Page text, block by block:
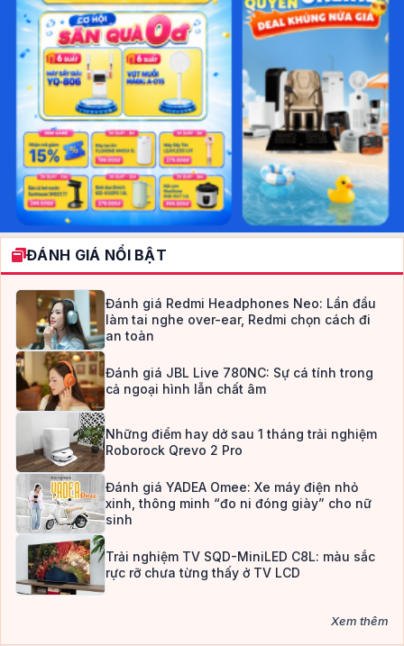
ĐÁNH GIÁ NỔI BẬT
Đánh giá Redmi Headphones Neo: Lần đầu
làm tai nghe over-ear, Redmi chọn cách đi
an toàn
Đánh giá JBL Live 780NC: Sự cá tính trong
cả ngoại hình lẫn chất âm
Những điểm hay dở sau 1 tháng trải nghiệm
Roborock Qrevo 2 Pro
Đánh giá YADEA Omee: Xe máy điện nhỏ
xinh, thông minh “đo ni đóng giày” cho nữ
sinh
Trải nghiệm TV SQD-MiniLED C8L: màu sắc
rực rỡ chưa từng thấy ở TV LCD
Xem thêm